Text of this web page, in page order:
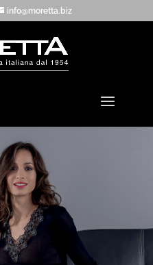
info@moretta.biz